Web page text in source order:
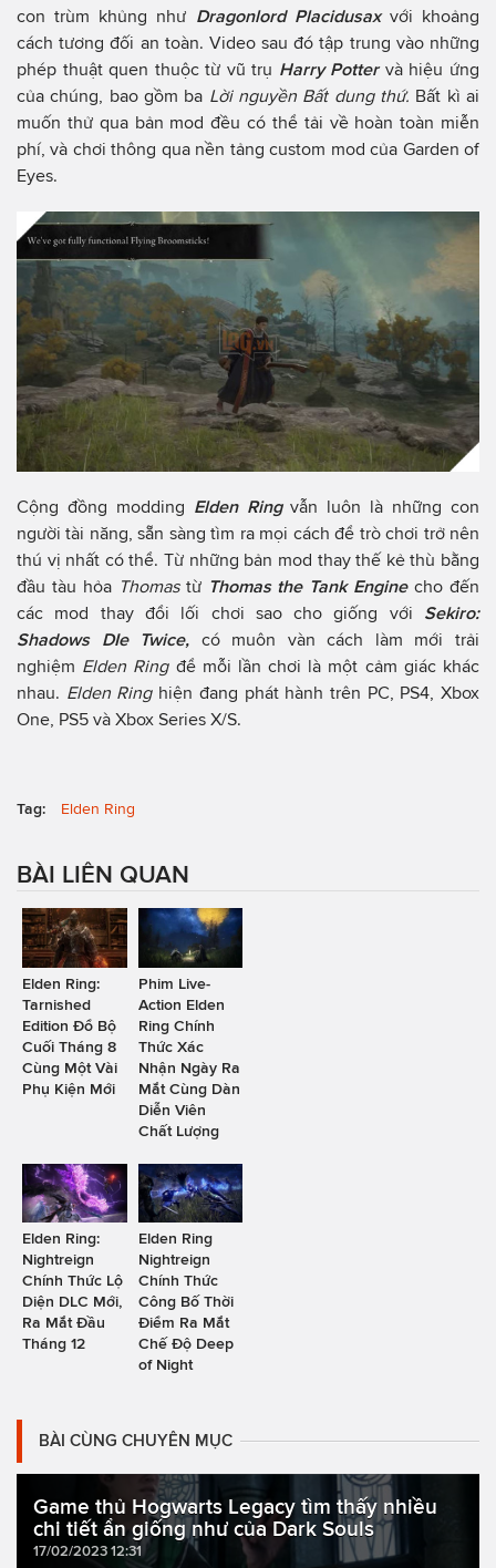
con trùm khủng như Dragonlord Placidusaxvới khoảng
cách tương đối an toàn. Video sau đó tập trung vào những
phép thuật quen thuộc từ vũ trụ Harry Pottervà hiệu ứng
của chúng, bao gồm ba Lời nguyền Bất dung thứ. Bất kì ai
muốn thử qua bản mod đều có thể tải về hoàn toàn miễn
phí, và chơi thông qua nền tảng custom mod của Garden of
Eyes.
Cộng đồng modding Elden Ringvẫn luôn là những con
người tài năng, sẵn sàng tìm ra mọi cách để trò chơi trở nên
thú vị nhất có thể. Từ những bản mod thay thế kẻ thù bằng
đầu tàu hỏa Thomastừ Thomas the Tank Enginecho đến
các mod thay đổi lối chơi sao cho giống với Sekiro:
Shadows DIe Twice, có muôn vàn cách làm mới trải
nghiệm Elden Ringđể mỗi lần chơi là một cảm giác khác
nhau. Elden Ring hiện đang phát hành trên PC, PS4, Xbox
One, PS5 và Xbox Series X/S.
Tag: Elden Ring
BÀI LIÊN QUAN
Elden Ring:
Tarnished
Edition Đổ Bộ
Cuối Tháng 8
Cùng Một Vài
Phụ Kiện Mới
Phim Live-
Action Elden
Ring Chính
Thức Xác
Nhận Ngày Ra
Mắt Cùng Dàn
Diễn Viên
Chất Lượng
Elden Ring:
Nightreign
Chính Thức Lộ
Diện DLC Mới,
Ra Mắt Đầu
Tháng 12
Elden Ring
Nightreign
Chính Thức
Công Bố Thời
Điểm Ra Mắt
Chế Độ Deep
of Night
BÀI CÙNG CHUYÊN MỤC
Game thủ Hogwarts Legacy tìm thấy nhiều
chi tiết ẩn giống như của Dark Souls
17/02/2023 12:31